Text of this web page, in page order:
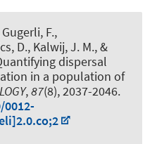
F.,
D., Kalwij, J. M., &
dispersal
in a population of
,87(8), 2037-2046.